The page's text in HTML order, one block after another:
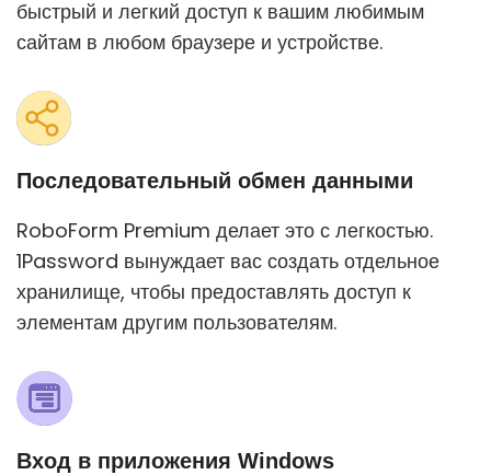
быстрый и легкий доступ к вашим любимым
сайтам в любом браузере и устройстве.
Последовательный обмен данными
RoboForm Premium делает это с легкостью.
1Password вынуждает вас создать отдельное
хранилище, чтобы предоставлять доступ к
элементам другим пользователям.
Вход в приложения Windows